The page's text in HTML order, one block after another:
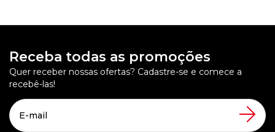
Receba todas as promoções
Quer receber nossas ofertas? Cadastre-se e comece a
recebê-las!